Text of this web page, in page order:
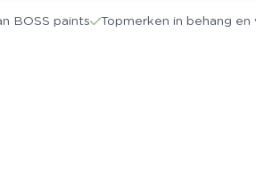
BOSS paints Topmerken in behang en